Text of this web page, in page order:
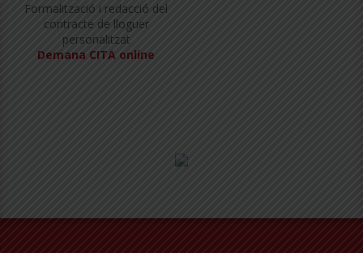
Formalització i redacció del
contracte de lloguer
personalitzat
Demana CITA online